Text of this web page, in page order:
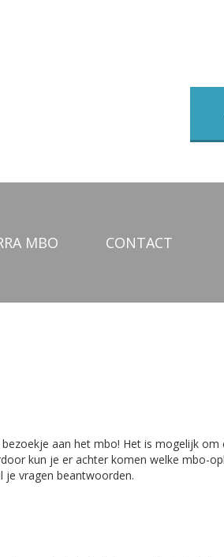
MBO CONTACT
aan het mbo! Het is mogelijk
kun je er achter komen welke mbo-
je vragen beantwoorden.